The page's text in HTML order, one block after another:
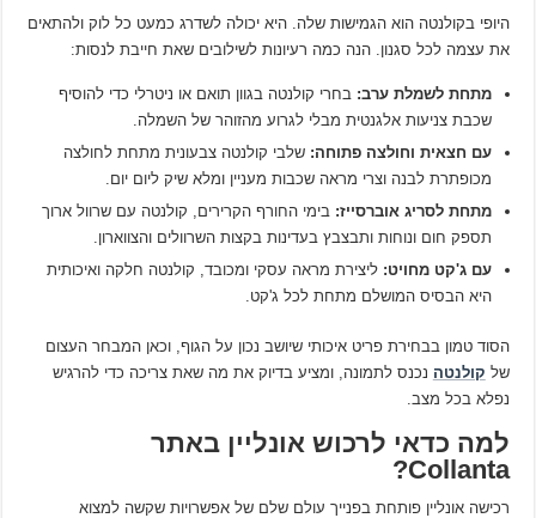
היופי בקולנטה הוא הגמישות שלה. היא יכולה לשדרג כמעט כל לוק ולהתאים
את עצמה לכל סגנון. הנה כמה רעיונות לשילובים שאת חייבת לנסות:
מתחת לשמלת ערב: בחרי קולנטה בגוון תואם או ניטרלי כדי להוסיף
שכבת צניעות אלגנטית מבלי לגרוע מהזוהר של השמלה.
עם חצאית וחולצה פתוחה: שלבי קולנטה צבעונית מתחת לחולצה
מכופתרת לבנה וצרי מראה שכבות מעניין ומלא שיק ליום יום.
מתחת לסריג אוברסייז: בימי החורף הקרירים, קולנטה עם שרוול ארוך
תספק חום ונוחות ותבצבץ בעדינות בקצות השרוולים והצווארון.
עם ג'קט מחויט: ליצירת מראה עסקי ומכובד, קולנטה חלקה ואיכותית
היא הבסיס המושלם מתחת לכל ג'קט.
הסוד טמון בבחירת פריט איכותי שיושב נכון על הגוף, וכאן המבחר העצום
של קולנטה נכנס לתמונה, ומציע בדיוק את מה שאת צריכה כדי להרגיש
נפלא בכל מצב.
למה כדאי לרכוש אונליין באתר
Collanta?
רכישה אונליין פותחת בפנייך עולם שלם של אפשרויות שקשה למצוא